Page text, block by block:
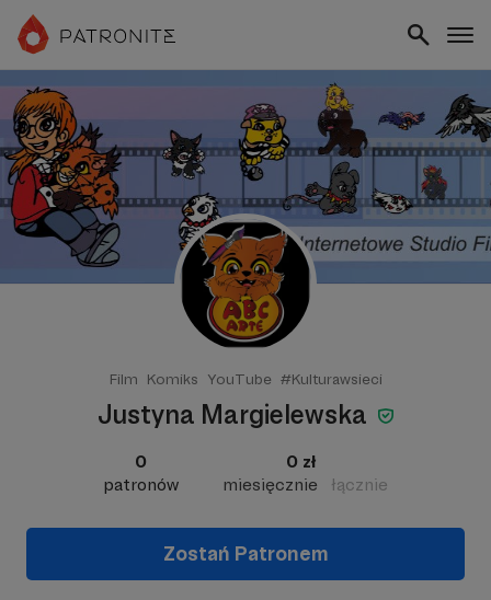
Film Komiks YouTube #Kulturawsieci
Justyna Margielewska
0
patronów
0 zł
miesięcznie
łącznie
Zostań Patronem